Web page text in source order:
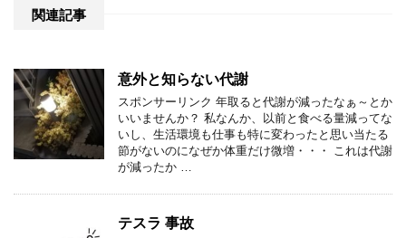
関連記事
意外と知らない代謝
スポンサーリンク 年取ると代謝が減ったなぁ～とか
いいませんか？ 私なんか、以前と食べる量減ってな
いし、生活環境も仕事も特に変わったと思い当たる
節がないのになぜか体重だけ微増・・・ これは代謝
が減ったか …
テスラ 事故